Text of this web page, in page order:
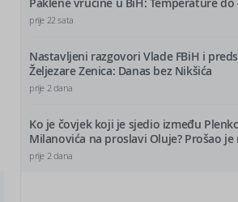
prije 22 sata
Nastavljeni razgovori Vlade FBiH i
Željezare Zenica: Danas bez Nikšića
prije 2 dana
Ko je čovjek koji je sjedio između
Milanovića na proslavi Oluje? Prošao
prije 2 dana